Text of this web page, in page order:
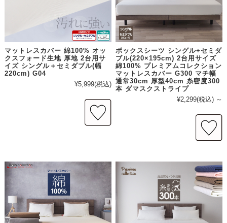
マットレスカバー 綿100% オッ
クスフォード生地 厚地 2台用サ
イズ シングル＋セミダブル(幅
220cm) G04
¥5,999(税込)
ボックスシーツ シングル+セミダ
ブル(220×195cm) 2台用サイズ
綿100% プレミアムコレクション
マットレスカバー G300 マチ幅
通常30cm 厚型40cm 糸密度300
本 ダマスクストライプ
¥2,299(税込) ～